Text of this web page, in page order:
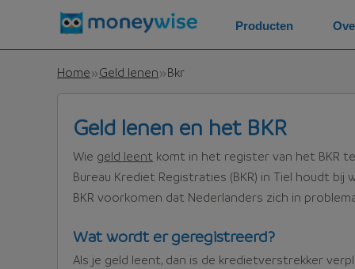
Home Geld lenen Bkr
Geld lenen en het BKR
Wie geld leent komt in het register van het BKR
Bureau Krediet Registraties (BKR) in Tiel houdt
BKR voorkomen dat Nederlanders zich in
Wat wordt er geregistreerd?
Als je geld leent, dan is de kredietverstrekker
Producten